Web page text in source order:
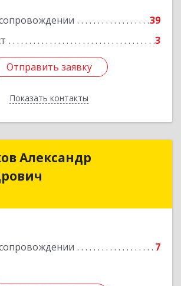
39
3
Отправить заявку
Показать контакты
Подробнее
Отправить заявку
Назад
Александр
7
ИП Поляков Александр
Подробнее